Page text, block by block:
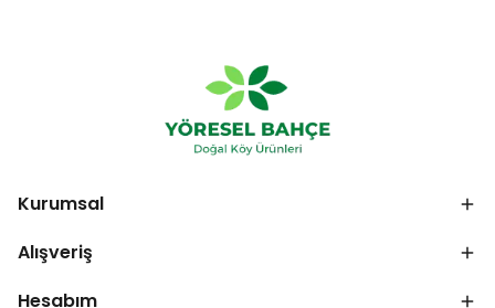
Kurumsal
Alışveriş
Hesabım